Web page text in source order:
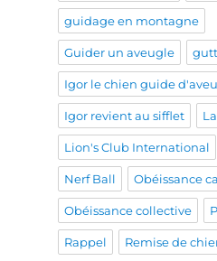
guidage en montagne
Guider un aveugle
Igor le chien guide
Igor revient au sifflet
Lion's Club International
Nerf Ball Obéissance
Obéissance collective
Rappel Remise de